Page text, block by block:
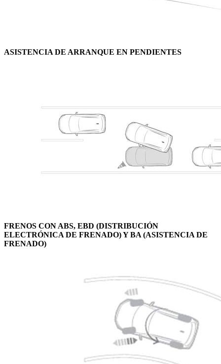
ASISTENCIA DE ARRANQUE EN PENDIENTES
FRENOS CON ABS, EBD (DISTRIBUCIÓN
ELECTRÓNICA DE FRENADO) Y BA (ASISTENCIA DE
FRENADO)